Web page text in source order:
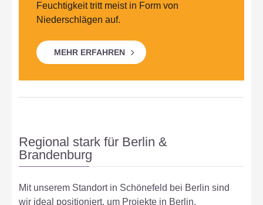
Feuchtigkeit tritt meist in Form von
Niederschlägen auf.
MEHR ERFAHREN
Regional stark für Berlin &
Brandenburg
Mit unserem Standort in Schönefeld bei Berlin sind
wir ideal positioniert, um Projekte in Berlin,